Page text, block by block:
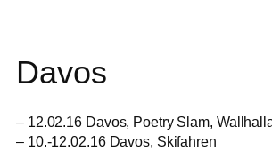
Davos
– 12.02.16 Davos, Poetry Slam,
– 10.-12.02.16 Davos, Skifahren